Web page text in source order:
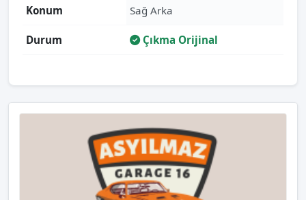
Konum Sağ Arka
Durum Çıkma Orijinal